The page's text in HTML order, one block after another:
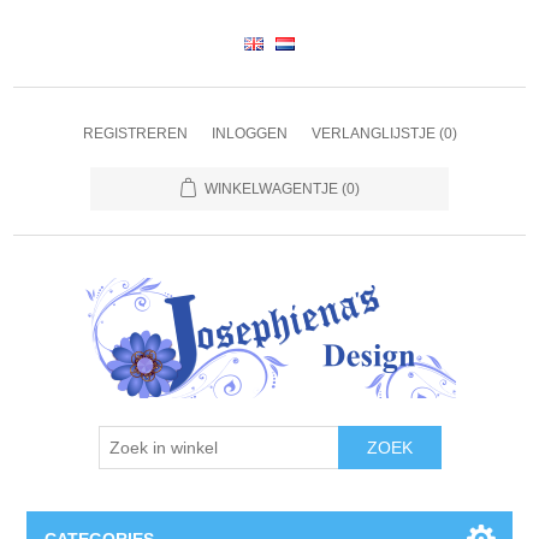
REGISTREREN INLOGGEN VERLANGLIJSTJE (0)
WINKELWAGENTJE (0)
ZOEK